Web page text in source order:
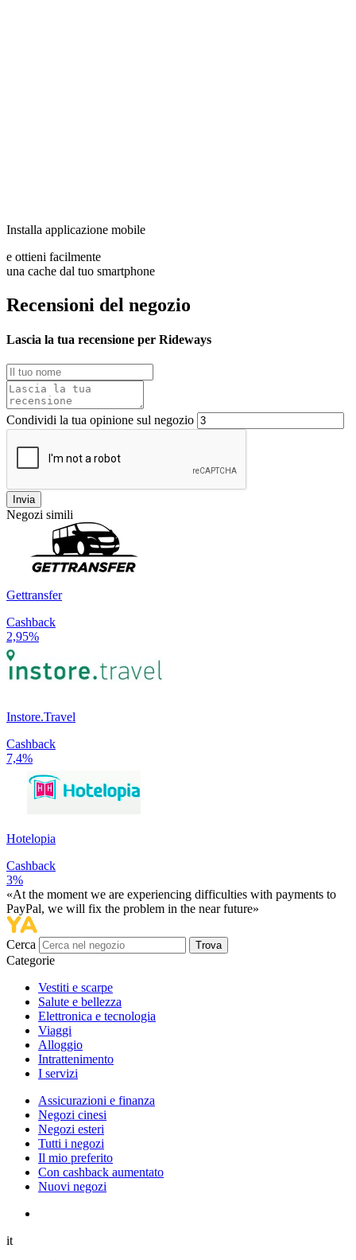
Installa applicazione mobile
e ottieni facilmente
una cache dal tuo smartphone
Recensioni del negozio
Lascia la tua recensione per Rideways
Condividi la tua opinione sul negozio
Invia
Negozi simili
Gettransfer
Cashback
2,95%
Instore.Travel
Cashback
7,4%
Hotelopia
Cashback
3%
«At the moment we are experiencing difficulties with payments to
PayPal, we will fix the problem in the near future»
Cerca Trova
Categorie
Vestiti e scarpe
Salute e bellezza
Elettronica e tecnologia
Viaggi
Alloggio
Intrattenimento
I servizi
Assicurazioni e finanza
Negozi cinesi
Negozi esteri
Tutti i negozi
Il mio preferito
Con cashback aumentato
Nuovi negozi
it